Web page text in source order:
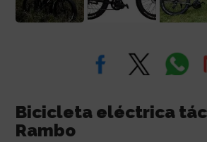
Bicicleta eléctrica
Rambo